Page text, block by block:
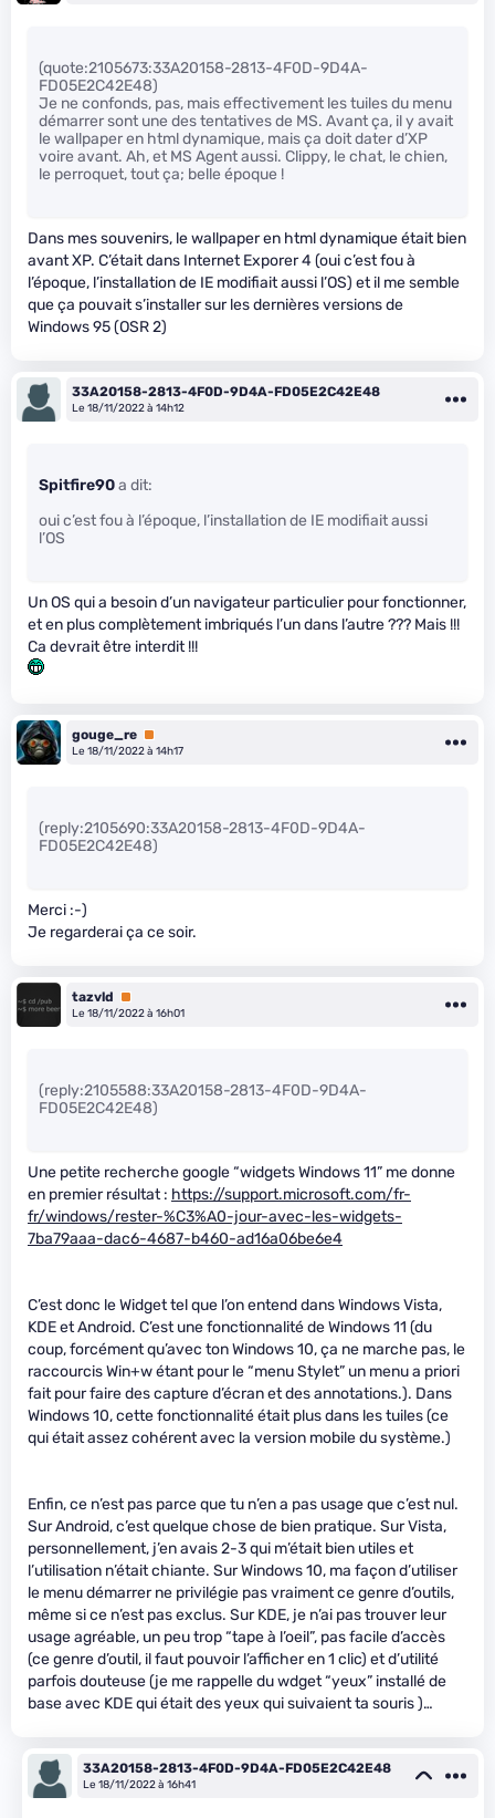
(quote:2105673:33A20158-2813-4F0D-9D4A-
FD05E2C42E48)
Je ne confonds, pas, mais effectivement les tuiles du menu
démarrer sont une des tentatives de MS. Avant ça, il y avait
le wallpaper en html dynamique, mais ça doit dater d’XP
voire avant. Ah, et MS Agent aussi. Clippy, le chat, le chien,
le perroquet, tout ça; belle époque !
Dans mes souvenirs, le wallpaper en html dynamique était bien
avant XP. C’était dans Internet Exporer 4 (oui c’est fou à
l’époque, l’installation de IE modifiait aussi l’OS) et il me semble
que ça pouvait s’installer sur les dernières versions de
Windows 95 (OSR 2)
33A20158-2813-4F0D-9D4A-FD05E2C42E48
Le 18/11/2022 à 14h12
Spitfire90a dit:
oui c’est fou à l’époque, l’installation de IE modifiait aussi
l’OS
Un OS qui a besoin d’un navigateur particulier pour fonctionner,
et en plus complètement imbriqués l’un dans l’autre ??? Mais !!!
Ca devrait être interdit !!!
gouge_re Premium
Le 18/11/2022 à 14h17
(reply:2105690:33A20158-2813-4F0D-9D4A-
FD05E2C42E48)
Merci :-)
Je regarderai ça ce soir.
tazvld
Premium
Le 18/11/2022 à 16h01
(reply:2105588:33A20158-2813-4F0D-9D4A-
FD05E2C42E48)
Une petite recherche google “widgets Windows 11” me donne
en premier résultat : https://support.microsoft.com/fr-
fr/windows/rester-%C3%A0-jour-avec-les-widgets-
7ba79aaa-dac6-4687-b460-ad16a06be6e4
C’est donc le Widget tel que l’on entend dans Windows Vista,
KDE et Android. C’est une fonctionnalité de Windows 11 (du
coup, forcément qu’avec ton Windows 10, ça ne marche pas, le
raccourcis Win+w étant pour le “menu Stylet” un menu a priori
fait pour faire des capture d’écran et des annotations.). Dans
Windows 10, cette fonctionnalité était plus dans les tuiles (ce
qui était assez cohérent avec la version mobile du système.)
Enfin, ce n’est pas parce que tu n’en a pas usage que c’est nul.
Sur Android, c’est quelque chose de bien pratique. Sur Vista,
personnellement, j’en avais 2-3 qui m’était bien utiles et
l’utilisation n’était chiante. Sur Windows 10, ma façon d’utiliser
le menu démarrer ne privilégie pas vraiment ce genre d’outils,
même si ce n’est pas exclus. Sur KDE, je n’ai pas trouver leur
usage agréable, un peu trop “tape à l’oeil”, pas facile d’accès
(ce genre d’outil, il faut pouvoir l’afficher en 1 clic) et d’utilité
parfois douteuse (je me rappelle du wdget “yeux” installé de
base avec KDE qui était des yeux qui suivaient ta souris )…
33A20158-2813-4F0D-9D4A-FD05E2C42E48
Le 18/11/2022 à 16h41